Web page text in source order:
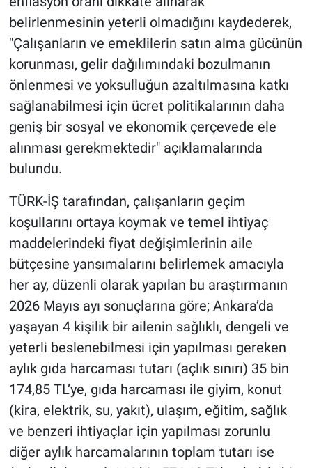
belirlenmesinin yeterli olmadığını kaydederek,
"Çalışanların ve emeklilerin satın alma gücünün
korunması, gelir dağılımındaki bozulmanın
önlenmesi ve yoksulluğun azaltılmasına katkı
sağlanabilmesi için ücret politikalarının daha
geniş bir sosyal ve ekonomik çerçevede ele
alınması gerekmektedir" açıklamalarında
bulundu.
TÜRK-İŞ tarafından, çalışanların geçim
koşullarını ortaya koymak ve temel ihtiyaç
maddelerindeki fiyat değişimlerinin aile
bütçesine yansımalarını belirlemek amacıyla
her ay, düzenli olarak yapılan bu araştırmanın
2026 Mayıs ayı sonuçlarına göre; Ankara’da
yaşayan 4 kişilik bir ailenin sağlıklı, dengeli ve
yeterli beslenebilmesi için yapılması gereken
aylık gıda harcaması tutarı (açlık sınırı) 35 bin
174,85 TL’ye, gıda harcaması ile giyim, konut
(kira, elektrik, su, yakıt), ulaşım, eğitim, sağlık
ve benzeri ihtiyaçlar için yapılması zorunlu
diğer aylık harcamalarının toplam tutarı ise